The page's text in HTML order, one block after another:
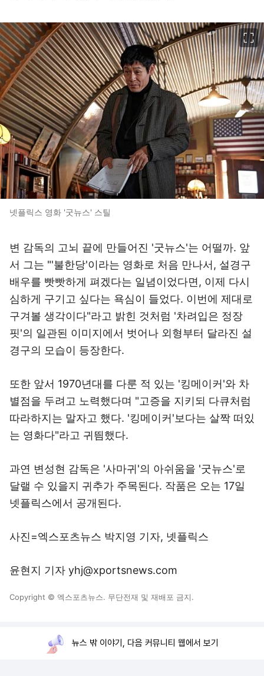
넷플릭스 영화 '굿뉴스' 스틸
변 감독의 고뇌 끝에 만들어진 '굿뉴스'는 어떨까. 앞
서 그는 "'불한당'​이라는 영화로 처음 만나서, 설경구
배우를 빳빳하게 펴겠다는 일념이었다면, 이제 다시
심하게 구기고 싶다는 욕심이 들었다. 이번에 제대로
구겨볼 생각이다"라고 밝힌 것처럼 '차려입은 정장
핏'의 일관된 이미지에서 벗어나 외형부터 달라진 설
경구의 모습이 등장한다.
또한 앞서 1970년대를 다룬 적 있는 '킹메이커'와 차
별점을 두려고 노력했다며 "고증을 지키되 다큐처럼
따라하지는 말자고 했다. '킹메이커'보다는 살짝 떠있
는 영화다"라고 귀띔했다.
과연 변성현 감독은 '사마귀'의 아쉬움을 '굿뉴스'로
달랠 수 있을지 귀추가 주목된다. 작품은 오는 17일
넷플릭스에서 공개된다.
사진=엑스포츠뉴스 박지영 기자, 넷플릭스
윤현지 기자 yhj@xportsnews.com
Copyright © 엑스포츠뉴스. 무단전재 및 재배포 금지.
뉴스 밖 이야기, 다음 커뮤니티 웹에서 보기